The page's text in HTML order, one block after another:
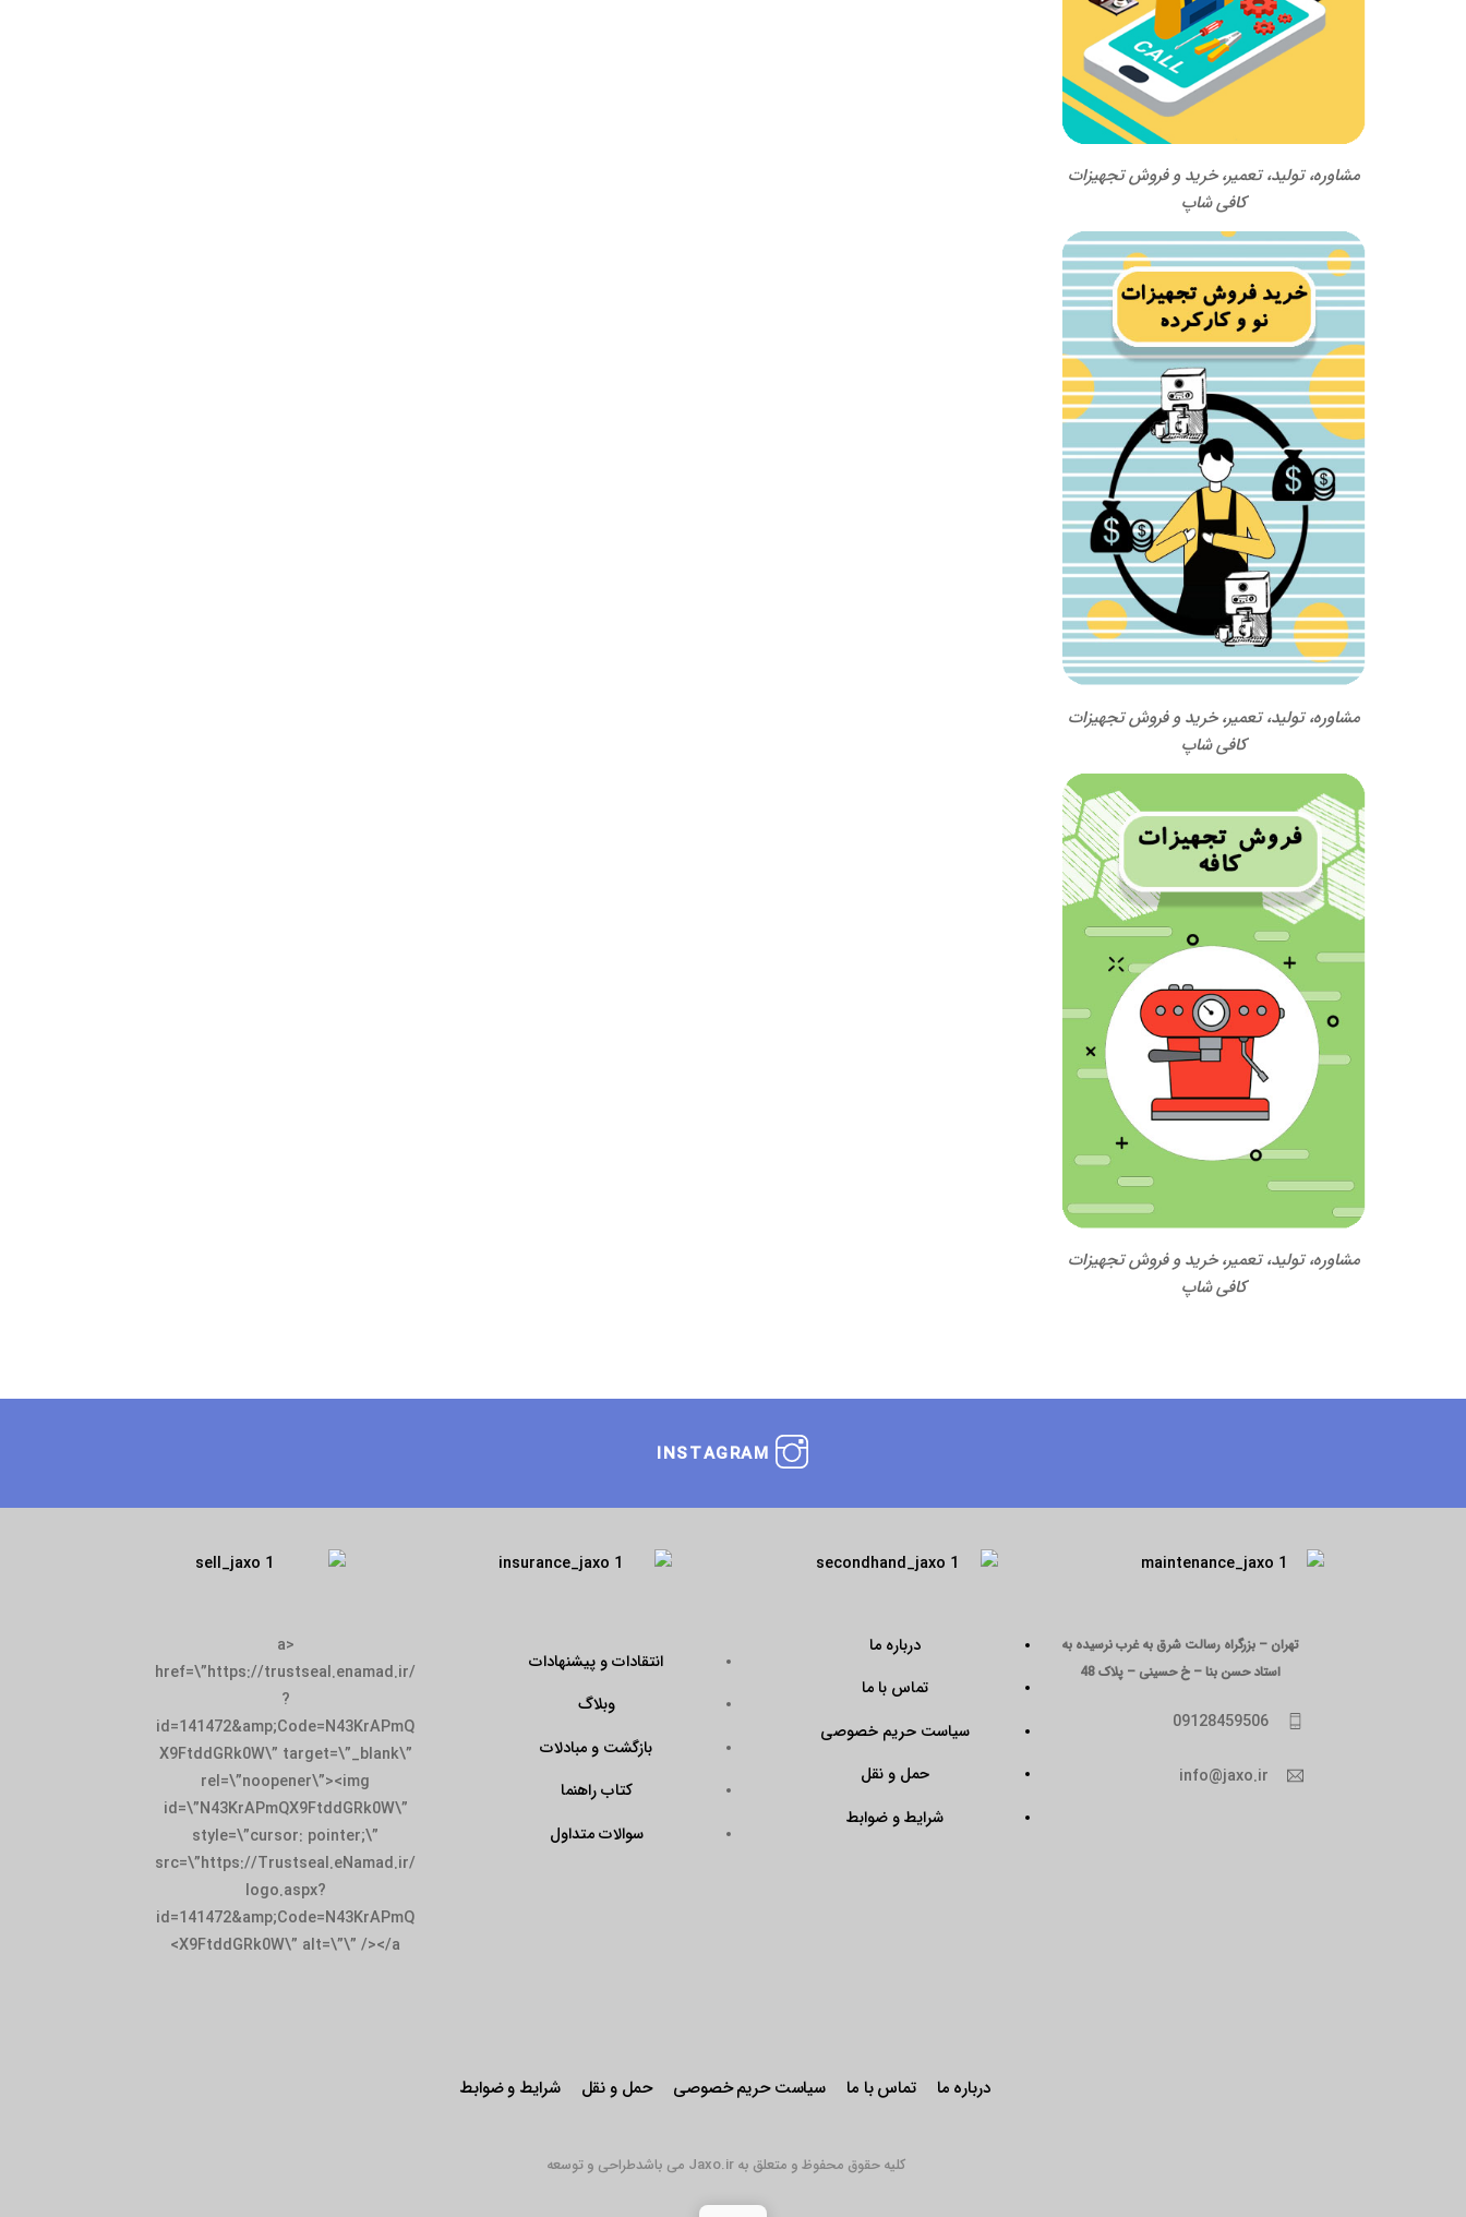
مشاوره، تولید، تعمیر، خرید و فروش تجهیزات
کافی شاپ
مشاوره، تولید، تعمیر، خرید و فروش تجهیزات
کافی شاپ
مشاوره، تولید، تعمیر، خرید و فروش تجهیزات
کافی شاپ
INSTAGRAM
تهران – بزرگراه رسالت شرق به غرب نرسیده به
استاد حسن بنا – خ حسینی – پلاک 48
09128459506
info@jaxo.ir
درباره ما
تماس با ما
سیاست حریم خصوصی
حمل و نقل
شرایط و ضوابط
انتقادات و پیشنهادات
وبلاگ
بازگشت و مبادلات
کتاب راهنما
سوالات متداول
<a
href=\”https://trustseal.enamad.ir/
?
id=141472&amp;Code=N43KrAPmQ
X9FtddGRk0W\” target=\”_blank\”
rel=\”noopener\”><img
id=\”N43KrAPmQX9FtddGRk0W\”
style=\”cursor: pointer;\”
src=\”https://Trustseal.eNamad.ir/
logo.aspx?
id=141472&amp;Code=N43KrAPmQ
X9FtddGRk0W\” alt=\”\” /></a>
درباره ما تماس با ما سیاست حریم خصوصی حمل و نقل شرایط و ضوابط
کلیه حقوق محفوظ و متعلق به Jaxo.ir می باشد طراحی و توسعه